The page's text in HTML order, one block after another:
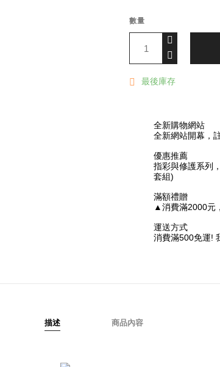
數量
 最後庫存
全新購物網站
全新網站開幕，
優惠推薦
指彩與修護系列
套組)
滿額禮贈
▲消費滿2000元
運送方式
消費滿500免運!
描述 商品內容